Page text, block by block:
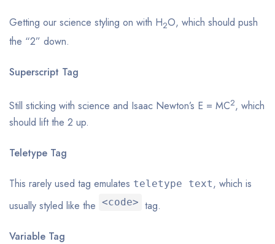
Getting our science styling on with H2O, which should push
the “2” down.
Superscript Tag
Still sticking with science and Isaac Newton’s E = MC2, which
should lift the 2 up.
Teletype Tag
This rarely used tag emulates teletype text, which is
usually styled like the <code> tag.
Variable Tag